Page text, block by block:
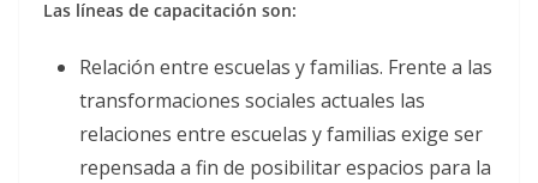
Las líneas de capacitación son:
Relación entre escuelas y familias. Frente a las
transformaciones sociales actuales las
relaciones entre escuelas y familias exige ser
repensada a fin de posibilitar espacios para la